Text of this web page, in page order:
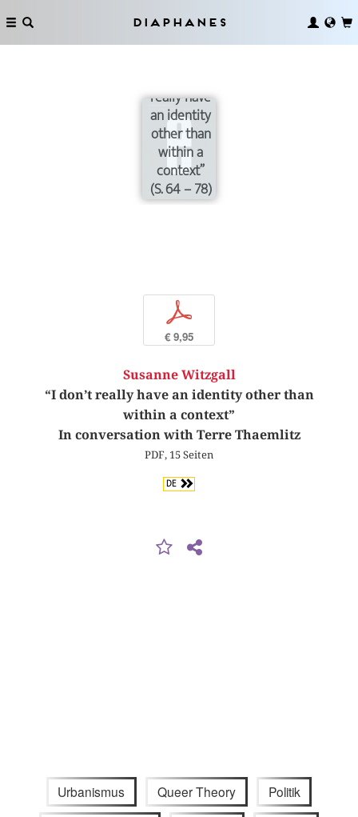
Diaphanes
really have
an identity
other than
within a
context”
(S. 64 – 78)
p
€ 9,95
Susanne Witzgall
“I don’t really have an identity other than
within a context”
In conversation with Terre Thaemlitz
PDF, 15 Seiten
DE
Urbanismus Queer Theory Politik